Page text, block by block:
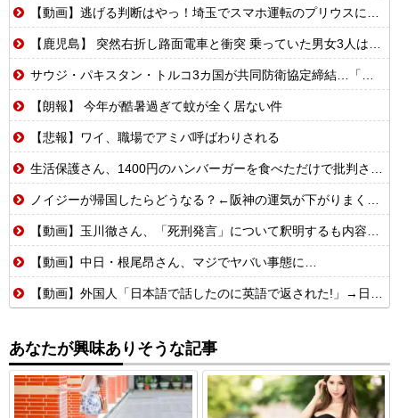
【動画】逃げる判断はやっ！埼玉でスマホ運転のプリウスに当て逃げされる車載。
【鹿児島】 突然右折し路面電車と衝突 乗っていた男女3人は車を放置しダッシュで逃走中
サウジ・パキスタン・トルコ3カ国が共同防衛協定締結…「イスラム版NATO」指摘も！
【朗報】 今年が酷暑過ぎて蚊が全く居ない件
【悲報】ワイ、職場でアミバ呼ばわりされる
生活保護さん、1400円のハンバーガーを食べただけで批判される
ノイジーが帰国したらどうなる？←阪神の運気が下がりまくるやろな
【動画】玉川徹さん、「死刑発言」について釈明するも内容がクソすぎて更に大炎上……
【動画】中日・根尾昂さん、マジでヤバい事態に…
【動画】外国人「日本語で話したのに英語で返された!」→日本人「まず発音を聞かせろ」
あなたが興味ありそうな記事